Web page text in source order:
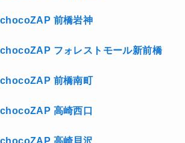
chocoZAP 前橋岩神
chocoZAP フォレストモール新前橋
chocoZAP 前橋南町
chocoZAP 高崎西口